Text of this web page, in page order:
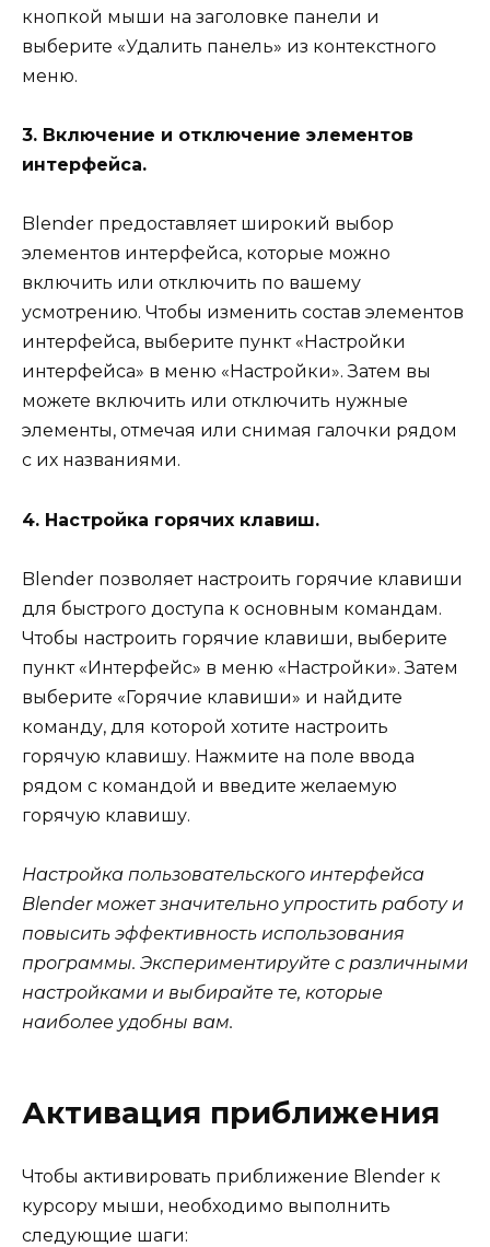
кнопкой мыши на заголовке панели и
выберите «Удалить панель» из контекстного
меню.
3. Включение и отключение элементов
интерфейса.
Blender предоставляет широкий выбор
элементов интерфейса, которые можно
включить или отключить по вашему
усмотрению. Чтобы изменить состав элементов
интерфейса, выберите пункт «Настройки
интерфейса» в меню «Настройки». Затем вы
можете включить или отключить нужные
элементы, отмечая или снимая галочки рядом
с их названиями.
4. Настройка горячих клавиш.
Blender позволяет настроить горячие клавиши
для быстрого доступа к основным командам.
Чтобы настроить горячие клавиши, выберите
пункт «Интерфейс» в меню «Настройки». Затем
выберите «Горячие клавиши» и найдите
команду, для которой хотите настроить
горячую клавишу. Нажмите на поле ввода
рядом с командой и введите желаемую
горячую клавишу.
Настройка пользовательского интерфейса
Blender может значительно упростить работу и
повысить эффективность использования
программы. Экспериментируйте с различными
настройками и выбирайте те, которые
наиболее удобны вам.
Активация приближения
Чтобы активировать приближение Blender к
курсору мыши, необходимо выполнить
следующие шаги: